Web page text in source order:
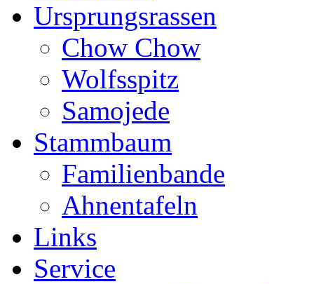
Ursprungsrassen
Chow Chow
Wolfsspitz
Samojede
Stammbaum
Familienbande
Ahnentafeln
Links
Service